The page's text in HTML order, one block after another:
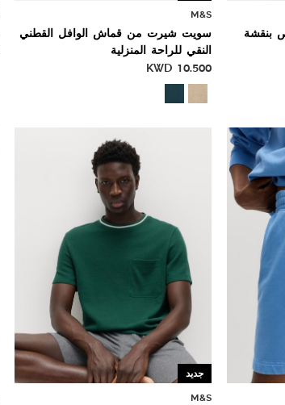
بنقشة
M&S
سويت شيرت من قماش الوافل القطني
النقي للراحة المنزلية
KWD 10.500
جديد
M&S